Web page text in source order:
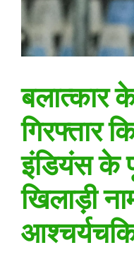
बलात्कार
गिरफ्तार
इंडियंस के
खिलाड़ी